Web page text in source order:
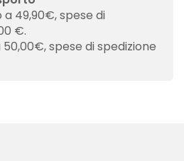
a 49,90€, spese di
€.
spese di spedizione